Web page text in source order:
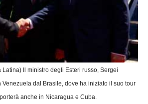
Il ministro degli Esteri russo, Sergei
Venezuela dal Brasile, dove ha iniziato il suo tour
anche in Nicaragua e Cuba.